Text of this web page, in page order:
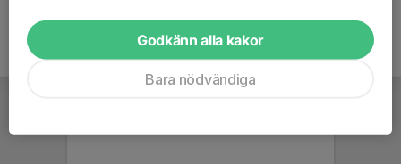
Godkänn alla kakor
Bara nödvändiga